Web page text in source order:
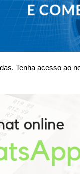
Tenha acesso ao